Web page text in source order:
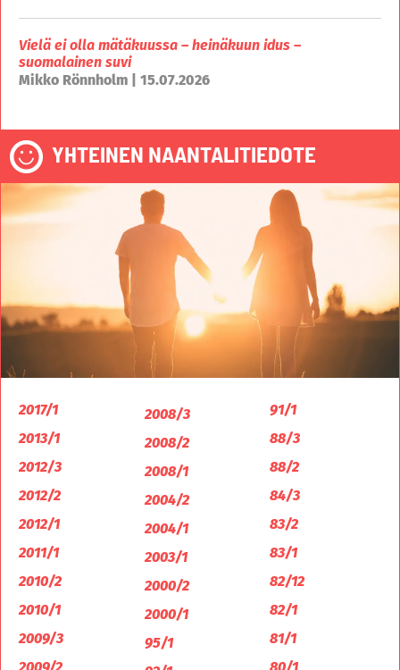
Vielä ei olla mätäkuussa – heinäkuun idus –
suomalainen suvi
Mikko Rönnholm | 15.07.2026
YHTEINEN NAANTALITIEDOTE
2017/1
2013/1
2012/3
2012/2
2012/1
2011/1
2010/2
2010/1
2009/3
2008/3
2008/2
2008/1
2004/2
2004/1
2003/1
2000/2
2000/1
95/1
91/1
88/3
88/2
84/3
83/2
83/1
82/12
82/1
81/1